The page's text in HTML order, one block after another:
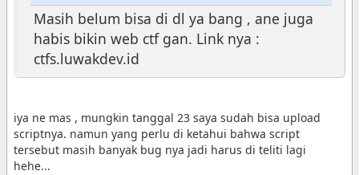
Masih belum bisa di dl ya bang , ane juga
habis bikin web ctf gan. Link nya :
ctfs.luwakdev.id
iya ne mas , mungkin tanggal 23 saya sudah bisa upload
scriptnya. namun yang perlu di ketahui bahwa script
tersebut masih banyak bug nya jadi harus di teliti lagi
hehe...